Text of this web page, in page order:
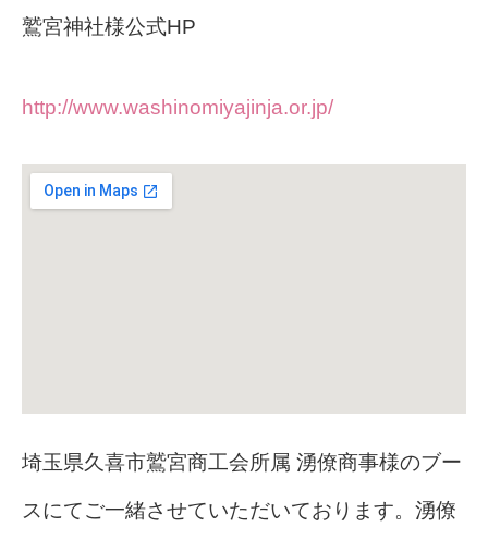
鷲宮神社様公式HP
http://www.washinomiyajinja.or.jp/
埼玉県久喜市鷲宮商工会所属 湧僚商事様のブー
スにてご一緒させていただいております。湧僚